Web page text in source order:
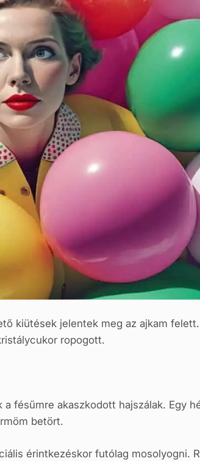
kiütések jelentek meg az ajkam
ropogott.
fésűmre akaszkodott hajszálak. Egy
betört.
érintkezéskor futólag mosolyogni.